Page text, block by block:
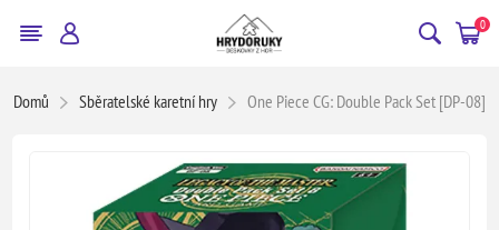
0
Domů Sběratelské karetní hry One Piece CG: Double Pack Set [DP-08]